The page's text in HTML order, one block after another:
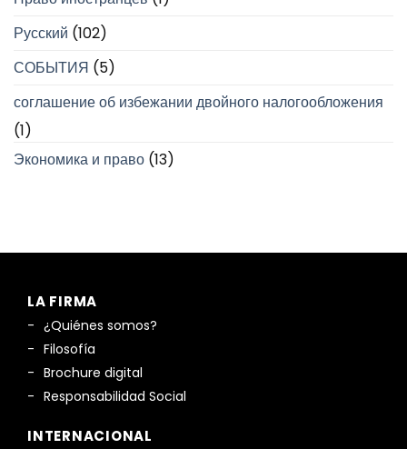
Русский (102)
СОБЫТИЯ (5)
соглашение об избежании двойного налогообложения
(1)
Экономика и право (13)
LA FIRMA
¿Quiénes somos?
Filosofía
Brochure digital
Responsabilidad Social
INTERNACIONAL